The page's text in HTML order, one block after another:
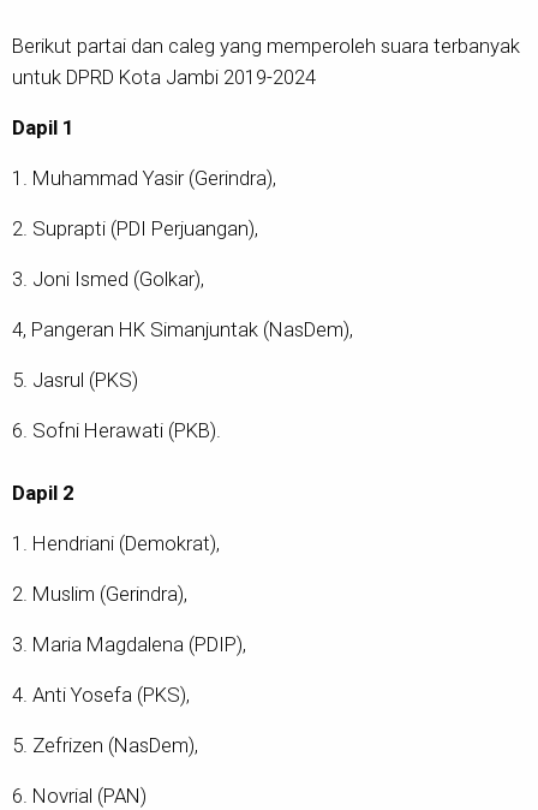
Berikut partai dan caleg yang memperoleh suara terbanyak
untuk DPRD Kota Jambi 2019-2024
Dapil 1
1. Muhammad Yasir (Gerindra),
2. Suprapti (PDI Perjuangan),
3. Joni Ismed (Golkar),
4, Pangeran HK Simanjuntak (NasDem),
5. Jasrul (PKS)
6. Sofni Herawati (PKB).
Dapil 2
1. Hendriani (Demokrat),
2. Muslim (Gerindra),
3. Maria Magdalena (PDIP),
4. Anti Yosefa (PKS),
5. Zefrizen (NasDem),
6. Novrial (PAN)